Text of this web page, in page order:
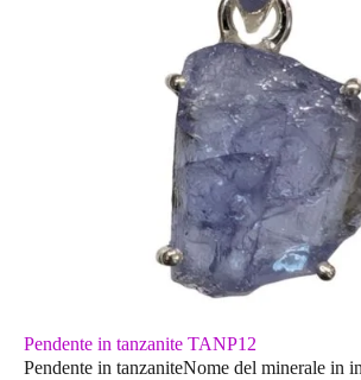
Pendente in tanzanite TANP12
Pendente in tanzaniteNome del minerale in